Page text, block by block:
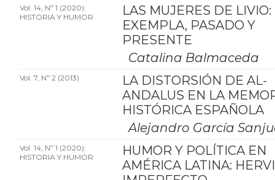
Vol. 14, Nº 1 (2020):
HISTORIA Y HUMOR
LAS MUJERES DE LIVIO:
EXEMPLA, PASADO Y
PRESENTE
Catalina Balmaceda
Vol. 7, Nº 2 (2013)
LA DISTORSIÓN DE AL-
ANDALUS EN LA
HISTÓRICA ESPAÑOLA
Alejandro García
Vol. 14, Nº 1 (2020):
HISTORIA Y HUMOR
HUMOR Y POLÍTICA EN
AMÉRICA LATINA: